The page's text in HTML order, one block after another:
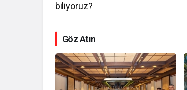
biliyoruz?
Göz Atın